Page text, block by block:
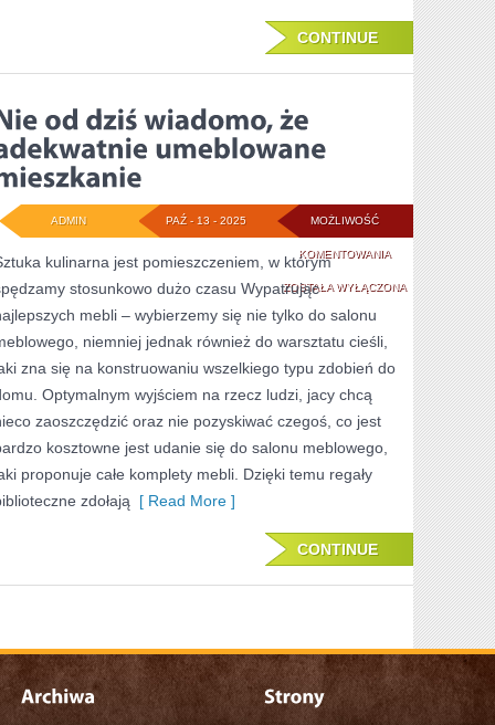
CONTINUE
MOŻLIWOŚĆ
KOMENTOWANIANIE
OD
DZIŚ
WIADOMO,
ADEKWATNIE
UMEBLOWANE
MIESZKANIE
ZOSTAŁA WYŁĄCZONA
PAŹ - 13 - 2025
ADMIN
kulinarna jest pomieszczeniem, w którym
stosunkowo dużo czasu Wypatrując
mebli – wybierzemy się nie tylko do salonu
niemniej jednak również do warsztatu cieśli,
zna się na konstruowaniu wszelkiego typu zdobień do
Optymalnym wyjściem na rzecz ludzi, jacy chcą
zaoszczędzić oraz nie pozyskiwać czegoś, co jest
kosztowne jest udanie się do salonu meblowego,
proponuje całe komplety mebli. Dzięki temu regały
zdołają [ Read More ]
CONTINUE